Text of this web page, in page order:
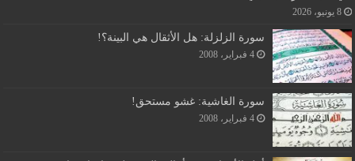
8 يونيو، 2026
سورة الزلزلة: هل الأثقال هي البينة؟!
4 فبراير، 2008
سورة الغاشية: غشو مستحق!
4 فبراير، 2008